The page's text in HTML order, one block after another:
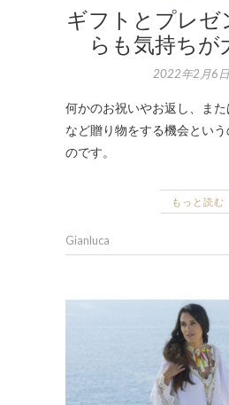
ギフトとプレゼ
らも気持ちが
2022年2月6日
何かのお祝いやお返し、ま
など贈り物をする機会とい
のです。
もっと読む
Gianluca